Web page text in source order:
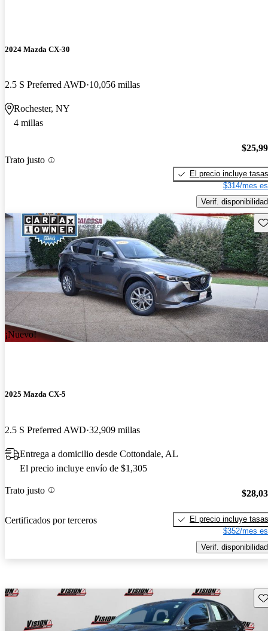
2024 Mazda CX-30
2.5 S Preferred AWD 10,056 millas
Rochester, NY
4 millas
Trato justo
El precio incluye tasas
$314/mes
Verif. disponibilidad
¡Nuevo!
2025 Mazda CX-5
2.5 S Preferred AWD 32,909 millas
Entrega a domicilio desde Cottondale, AL
El precio incluye envío de $1,305
Trato justo
Certificados por terceros
El precio incluye tasas
$352/mes
Verif. disponibilidad